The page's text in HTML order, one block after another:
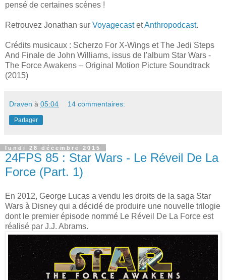
pensé de certaines scènes !
Retrouvez Jonathan sur VoyagecastetAnthropodcast.
Crédits musicaux : Scherzo For X-Wings et The Jedi Steps
And Finale de John Williams, issus de l'album Star Wars -
The Force Awakens – Original Motion Picture Soundtrack
(2015)
Draven à 05:04 14 commentaires:
Partager
lundi 28 décembre 2015
24FPS 85 : Star Wars - Le Réveil De La
Force (Part. 1)
En 2012, George Lucas a vendu les droits de la saga Star
Wars à Disney qui a décidé de produire une nouvelle trilogie
dont le premier épisode nommé Le Réveil De La Force est
réalisé par J.J. Abrams.